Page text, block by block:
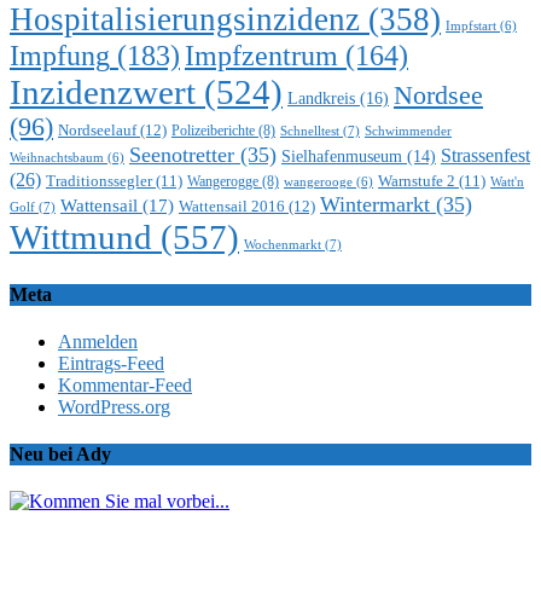
Hospitalisierungsinzidenz (358) Impfstart (6)
Impfung (183) Impfzentrum (164)
Inzidenzwert (524) Landkreis (16) Nordsee
(96) Nordseelauf(12) Polizeiberichte (8) Schnelltest (7) Schwimmender
Weihnachtsbaum (6) Seenotretter (35) Sielhafenmuseum (14) Strassenfest
(26) Traditionssegler(11) Wangerogge (8) wangerooge (6) Warnstufe 2 (11) Watt'n
Golf (7) Wattensail (17) Wattensail 2016 (12) Wintermarkt (35)
Wittmund (557) Wochenmarkt (7)
Meta
Anmelden
Eintrags-Feed
Kommentar-Feed
WordPress.org
Neu bei Ady